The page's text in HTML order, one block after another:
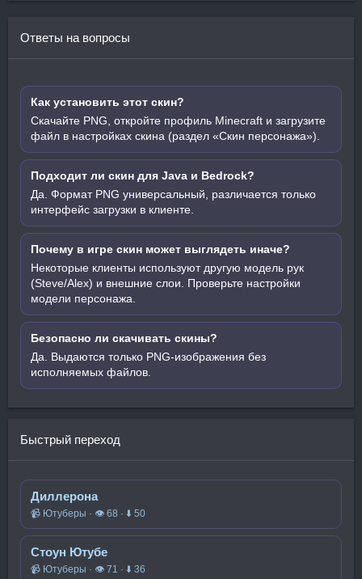
Ответы на вопросы
Как установить этот скин?
Скачайте PNG, откройте профиль Minecraft и загрузите
файл в настройках скина (раздел «Скин персонажа»).
Подходит ли скин для Java и Bedrock?
Да. Формат PNG универсальный, различается только
интерфейс загрузки в клиенте.
Почему в игре скин может выглядеть иначе?
Некоторые клиенты используют другую модель рук
(Steve/Alex) и внешние слои. Проверьте настройки
модели персонажа.
Безопасно ли скачивать скины?
Да. Выдаются только PNG-изображения без
исполняемых файлов.
Быстрый переход
Диллерона
📹 Ютуберы · 👁 68 · ⬇ 50
Стоун Ютубе
📹 Ютуберы · 👁 71 · ⬇ 36